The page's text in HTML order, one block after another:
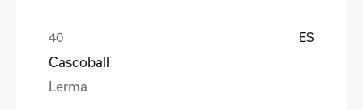
ES
Cascoball
Lerma